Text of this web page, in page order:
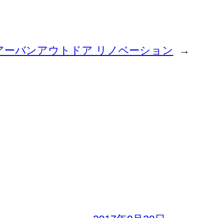
ーバンアウトドア リノベーション →